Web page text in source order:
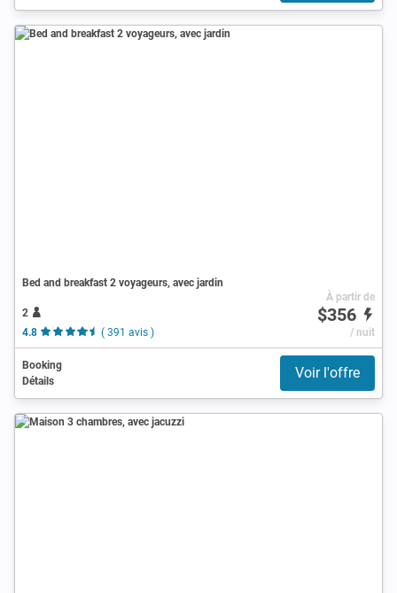
Bed and breakfast 2 voyageurs, avec jardin
2
4.8
( 391 avis )
À partir de
$356
/ nuit
Booking
Détails
Voir l'offre